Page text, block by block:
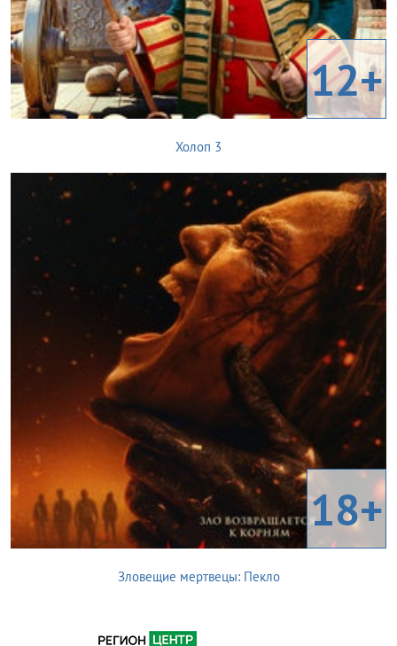
12+
Холоп 3
18+
Зловещие мертвецы: Пекло